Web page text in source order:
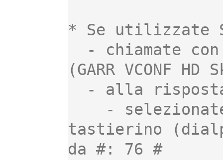
* Se utilizzate
(GARR VCONF HD
tastierino
da #: 76 #